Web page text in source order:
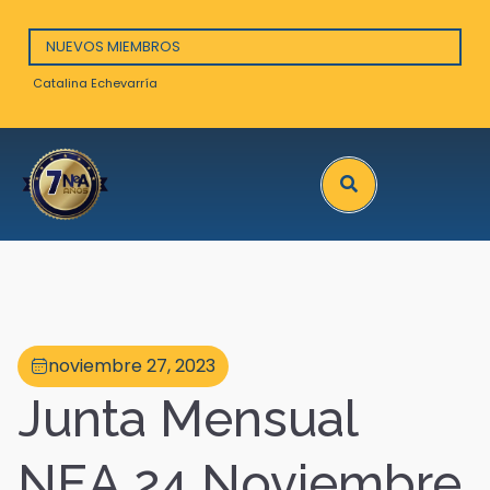
NUEVOS MIEMBROS
Echevarría
Search
noviembre 27, 2023
Junta Mensual